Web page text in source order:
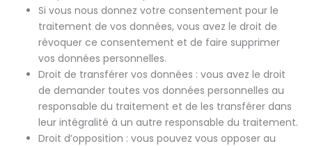
Si vous nous donnez votre consentement pour le
traitement de vos données, vous avez le droit de
révoquer ce consentement et de faire supprimer
vos données personnelles.
Droit de transférer vos données : vous avez le droit
de demander toutes vos données personnelles au
responsable du traitement et de les transférer dans
leur intégralité à un autre responsable du traitement.
Droit d’opposition : vous pouvez vous opposer au